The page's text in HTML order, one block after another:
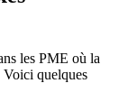
les PME où la
Voici quelques